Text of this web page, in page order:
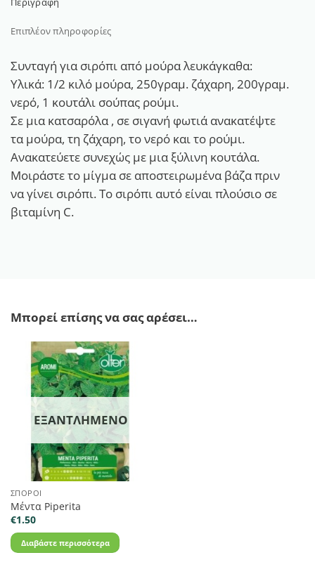
Επιπλέον πληροφορίες
Συνταγή για σιρόπι από μούρα λευκάγκαθα:
Υλικά: 1/2 κιλό μούρα, 250γραμ. ζάχαρη, 200γραμ.
νερό, 1 κουτάλι σούπας ρούμι.
Σε μια κατσαρόλα , σε σιγανή φωτιά ανακατέψτε
τα μούρα, τη ζάχαρη, το νερό και το ρούμι.
Ανακατεύετε συνεχώς με μια ξύλινη κουτάλα.
Μοιράστε το μίγμα σε αποστειρωμένα βάζα πριν
να γίνει σιρόπι. Το σιρόπι αυτό είναι πλούσιο σε
βιταμίνη C.
Μπορεί επίσης να σας αρέσει…
ΕΞΑΝΤΛΗΜΈΝΟ
ΣΠΌΡΟΙ
Μέντα Piperita
€1.50
Διαβάστε περισσότερα